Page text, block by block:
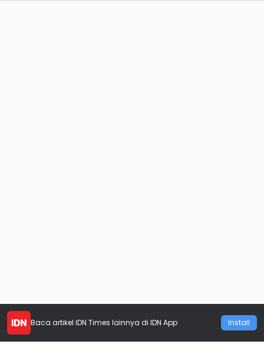
Baca artikel IDN Times lainnya di IDN App Install